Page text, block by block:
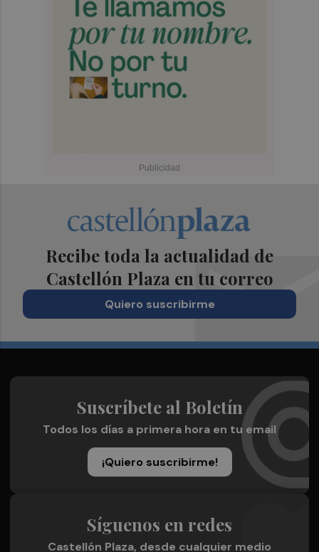
Recibe toda la actualidad de
Castellón Plaza en tu correo
Quiero suscribirme
Suscríbete al Boletín
Todos los días a primera hora en tu email
¡Quiero suscribirme!
Síguenos en redes
Castellón Plaza, desde cualquier medio